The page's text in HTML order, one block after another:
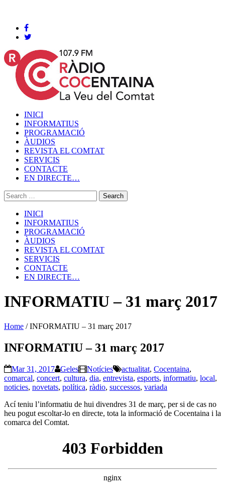
INICI
INFORMATIUS
PROGRAMACIÓ
ÀUDIOS
REVISTA EL COMTAT
SERVICIS
CONTACTE
EN DIRECTE…
INICI
INFORMATIUS
PROGRAMACIÓ
ÀUDIOS
REVISTA EL COMTAT
SERVICIS
CONTACTE
EN DIRECTE…
INFORMATIU – 31 març 2017
Home /INFORMATIU – 31 març 2017
INFORMATIU – 31 març 2017
Mar 31, 2017 Geles Notícies actualitat, Cocentaina,
comarcal, concert, cultura, dia, entrevista, esports, informatiu, local,
noticies, novetats, política, ràdio, successos, variada
Ací teniu l’informatiu de hui divendres 31 de març, per si de cas no
heu pogut escoltar-lo en directe, tota la informació de Cocentaina i la
comarca del Comtat.